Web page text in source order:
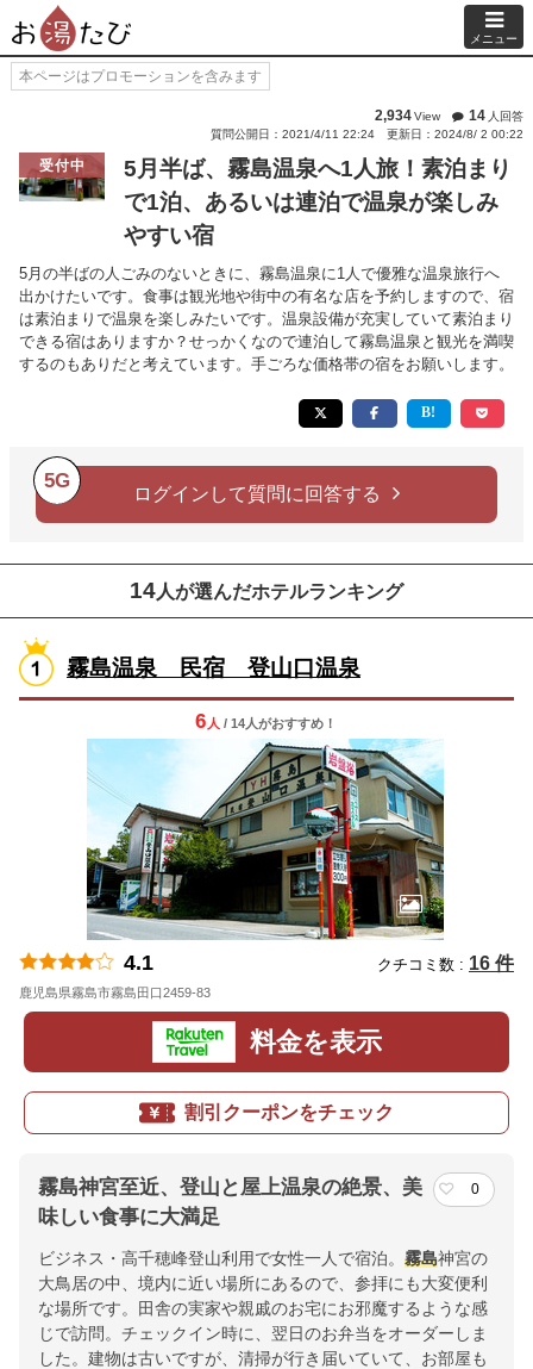
メニュー
本ページはプロモーションを含みます
2,934View 14 人回答
質問公開日：2021/4/11 22:24
更新日：2024/8/ 2 00:22
受付中
5月半ば、霧島温泉へ1人旅！素泊まり
で1泊、あるいは連泊で温泉が楽しみ
やすい宿
5月の半ばの人ごみのないときに、霧島温泉に1人で優雅な温泉旅行へ
出かけたいです。食事は観光地や街中の有名な店を予約しますので、宿
は素泊まりで温泉を楽しみたいです。温泉設備が充実していて素泊まり
できる宿はありますか？せっかくなので連泊して霧島温泉と観光を満喫
するのもありだと考えています。手ごろな価格帯の宿をお願いします。
5G
ログインして質問に回答する
14人が選んだホテルランキング
霧島温泉 民宿 登山口温泉
6 人 / 14人がおすすめ！
4.1 クチコミ数 : 16 件
鹿児島県霧島市霧島田口2459-83
料金を表示
割引クーポンをチェック
霧島神宮至近、登山と屋上温泉の絶景、美
味しい食事に大満足
0
ビジネス・高千穂峰登山利用で女性一人で宿泊。 霧島神宮の
大鳥居の中、境内に近い場所にあるので、参拝にも大変便利
な場所です。田舎の実家や親戚のお宅にお邪魔するような感
じで訪問。チェックイン時に、翌日のお弁当をオーダーしま
した。建物は古いですが、清掃が行き届いていて、お部屋も